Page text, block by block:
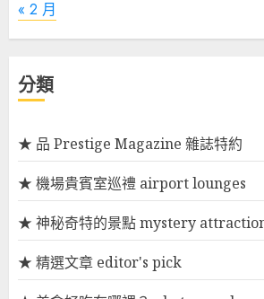
« 2 月
分類
★ 品 Prestige Magazine 雜誌特約
★ 機場貴賓室巡禮 airport lounges
★ 神秘奇特的景點 mystery
★ 精選文章 editor's pick